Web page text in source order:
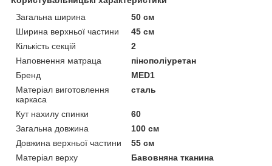
Загальна ширина
50 см
Ширина верхньої частини
45 см
Кількість секцій
2
Наповнення матраца
пінополіуретан
Бренд
MED1
Матеріал виготовлення
каркаса
сталь
Кут нахилу спинки
60
Загальна довжина
100 см
Довжина верхньої частини
55 см
Матеріал верху
Бавовняна тканина